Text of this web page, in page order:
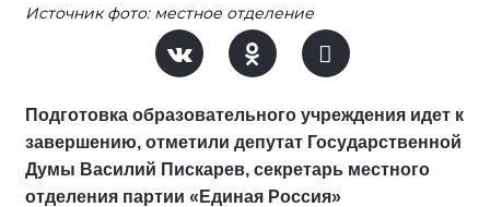
Источник фото: местное отделение
Подготовка образовательного учреждения идет к
завершению, отметили депутат Государственной
Думы Василий Пискарев, секретарь местного
отделения партии «Единая Россия»